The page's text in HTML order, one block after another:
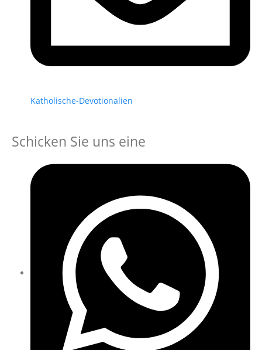
Katholische-Devotionalien
Schicken Sie uns eine